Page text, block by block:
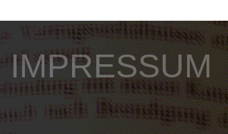
IMPRESSUM